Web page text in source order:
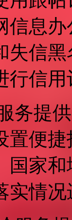
信息
失信
行信用
务提
置便
国家
实情